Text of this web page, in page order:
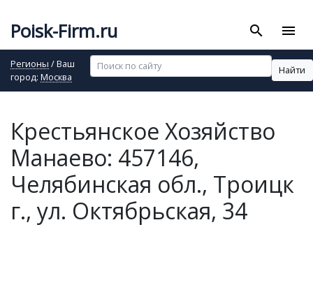
Poisk-Firm.ru search menu
Регионы / Ваш
город: Москва
Найти
Крестьянское Хозяйство
Манаево: 457146,
Челябинская обл., Троицк
г., ул. Октябрьская, 34